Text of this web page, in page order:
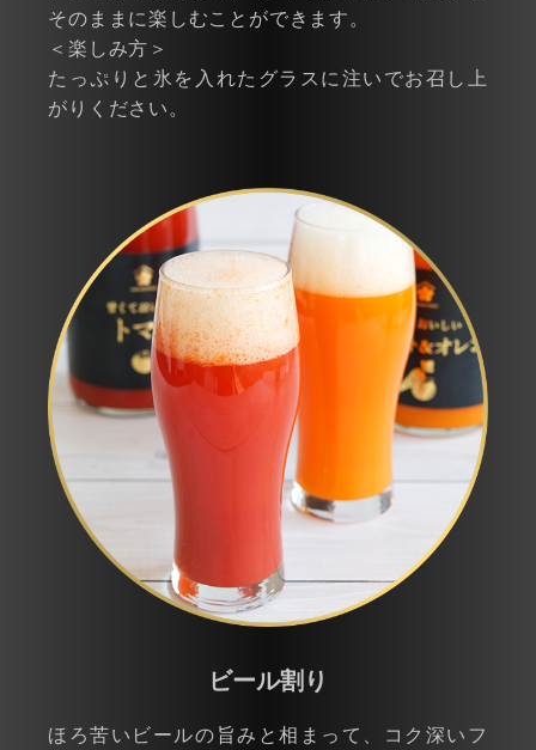
そのままに楽しむことができます。
＜楽しみ方＞
たっぷりと氷を入れたグラスに注いでお召し上
がりください。
ビール割り
ほろ苦いビールの旨みと相まって、コク深いフ